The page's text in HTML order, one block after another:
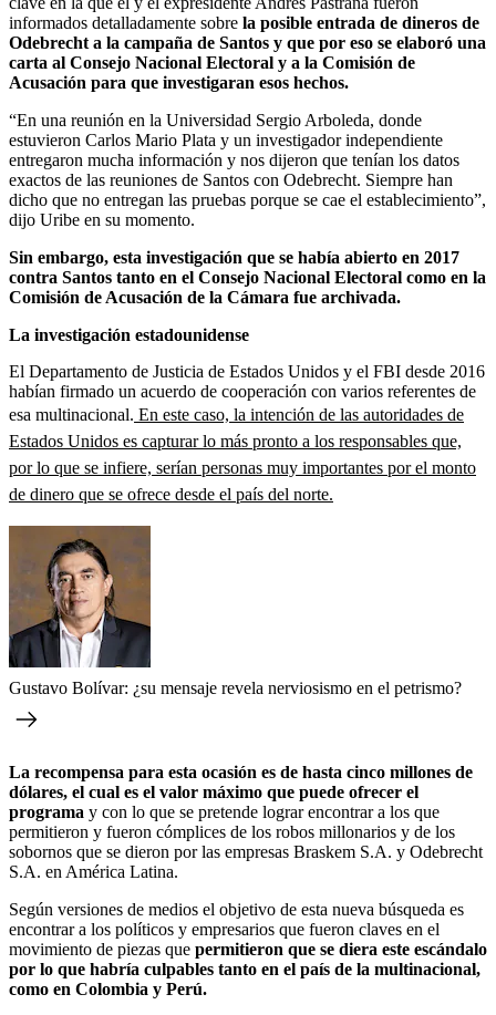
informados detalladamente sobre la posible entrada de dineros de
Odebrecht a la campaña de Santos y que por eso se elaboró una
carta al Consejo Nacional Electoral y a la Comisión de
Acusación para que investigaran esos hechos.
“En una reunión en la Universidad Sergio Arboleda, donde
estuvieron Carlos Mario Plata y un investigador independiente
entregaron mucha información y nos dijeron que tenían los datos
exactos de las reuniones de Santos con Odebrecht. Siempre han
dicho que no entregan las pruebas porque se cae el establecimiento”,
dijo Uribe en su momento.
Sin embargo, esta investigación que se había abierto en 2017
contra Santos tanto en el Consejo Nacional Electoral como en la
Comisión de Acusación de la Cámara fue archivada.
La investigación estadounidense
El Departamento de Justicia de Estados Unidos y el FBI desde 2016
habían firmado un acuerdo de cooperación con varios referentes de
esa multinacional. En este caso, la intención de las autoridades de
Estados Unidos es capturar lo más pronto a los responsables que,
por lo que se infiere, serían personas muy importantes por el monto
de dinero que se ofrece desde el país del norte.
Gustavo Bolívar: ¿su mensaje revela nerviosismo en el petrismo?
La recompensa para esta ocasión es de hasta cinco millones de
dólares, el cual es el valor máximo que puede ofrecer el
programa y con lo que se pretende lograr encontrar a los que
permitieron y fueron cómplices de los robos millonarios y de los
sobornos que se dieron por las empresas Braskem S.A. y Odebrecht
S.A. en América Latina.
Según versiones de medios el objetivo de esta nueva búsqueda es
encontrar a los políticos y empresarios que fueron claves en el
movimiento de piezas que permitieron que se diera este escándalo
por lo que habría culpables tanto en el país de la multinacional,
como en Colombia y Perú.